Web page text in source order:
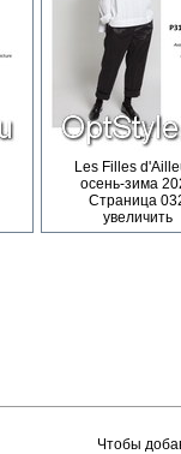
Les Filles
осень-зима
Страница
увеличить
Чтобы